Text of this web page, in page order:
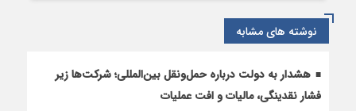
نوشته های مشابه
هشدار به دولت درباره حمل‌ونقل بین‌المللی؛ شرکت‌ها زیر
فشار نقدینگی، مالیات و افت عملیات